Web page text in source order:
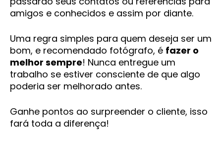
amigos e conhecidos e assim por diante.
Uma regra simples para quem deseja ser um
bom, e recomendado fotógrafo, é fazer o
melhor sempre! Nunca entregue um
trabalho se estiver consciente de que algo
poderia ser melhorado antes.
Ganhe pontos ao surpreender o cliente, isso
fará toda a diferença!